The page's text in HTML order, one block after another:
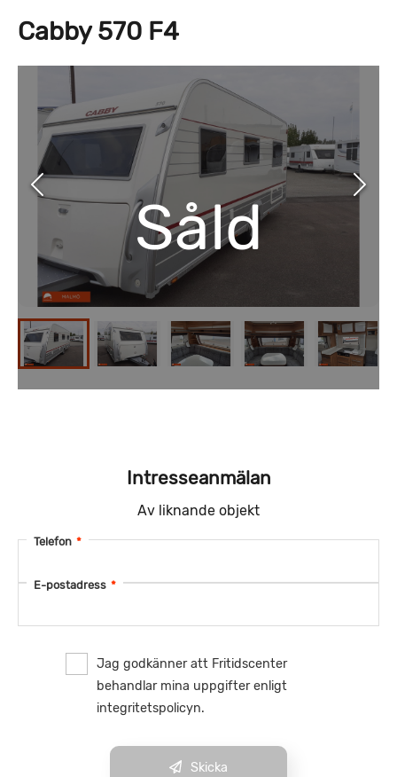
Cabby 570 F4
Såld
Intresseanmälan
Av liknande objekt
Telefon *
E-postadress *
Jag godkänner att Fritidscenter
behandlar mina uppgifter enligt
integritetspolicyn.
Skicka